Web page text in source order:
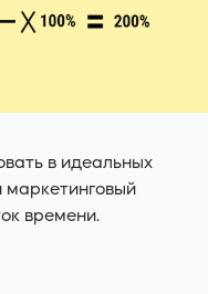
в идеальных
маркетинговый
времени.